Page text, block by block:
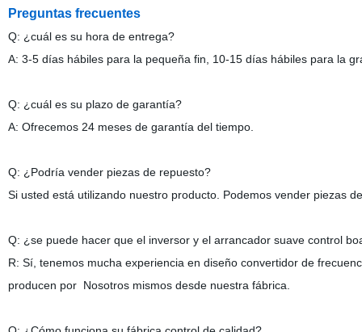
Preguntas frecuentes
Q: ¿cuál es su hora de entrega?
A: 3-5 días hábiles para la pequeña fin, 10-15 días hábiles para la
Q: ¿cuál es su plazo de garantía?
A: Ofrecemos 24 meses de garantía del tiempo.
Q: ¿Podría vender piezas de repuesto?
Si usted está utilizando nuestro producto. Podemos vender piezas
Q: ¿se puede hacer que el inversor y el arrancador suave control
R: Sí, tenemos mucha experiencia en diseño convertidor de
producen por Nosotros mismos desde nuestra fábrica.